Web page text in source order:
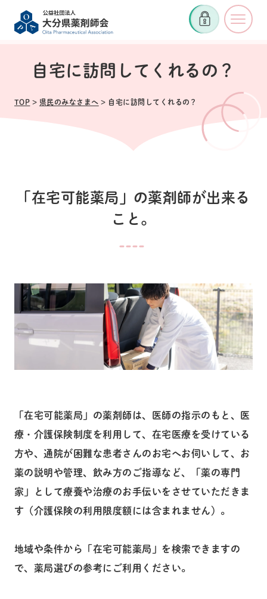
自宅に訪問してくれるの？
TOP > 県民のみなさまへ > 自宅に訪問してくれるの？
「在宅可能薬局」の薬剤師が出来る
こと。
「在宅可能薬局」の薬剤師は、医師の指示のもと、医
療・介護保険制度を利用して、在宅医療を受けている
方や、通院が困難な患者さんのお宅へお伺いして、お
薬の説明や管理、飲み方のご指導など、「薬の専門
家」として療養や治療のお手伝いをさせていただきま
す（介護保険の利用限度額には含まれません）。
地域や条件から「在宅可能薬局」を検索できますの
で、薬局選びの参考にご利用ください。